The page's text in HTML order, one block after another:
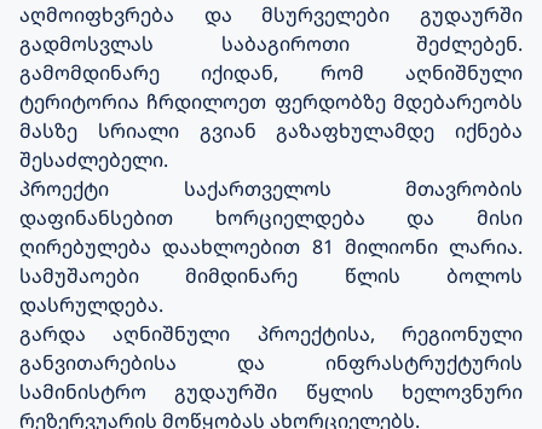
აღმოიფხვრება და მსურველები გუდაურში
გადმოსვლას საბაგიროთი შეძლებენ.
გამომდინარე იქიდან, რომ აღნიშნული
ტერიტორია ჩრდილოეთ ფერდობზე მდებარეობს
მასზე სრიალი გვიან გაზაფხულამდე იქნება
შესაძლებელი.
პროექტი საქართველოს მთავრობის
დაფინანსებით ხორციელდება და მისი
ღირებულება დაახლოებით 81 მილიონი ლარია.
სამუშაოები მიმდინარე წლის ბოლოს
დასრულდება.
გარდა აღნიშნული პროექტისა, რეგიონული
განვითარებისა და ინფრასტრუქტურის
სამინისტრო გუდაურში წყლის ხელოვნური
რეზერვუარის მოწყობას ახორციელებს.